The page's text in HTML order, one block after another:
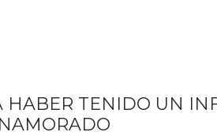
HABER TENIDO UN